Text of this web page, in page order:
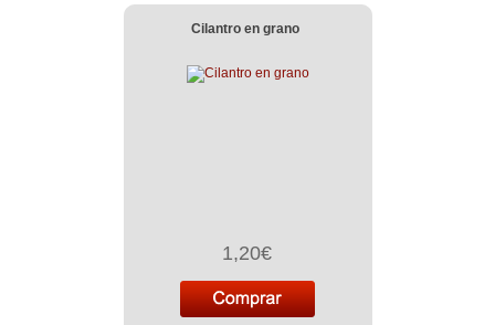
Cilantro en grano
1,20€